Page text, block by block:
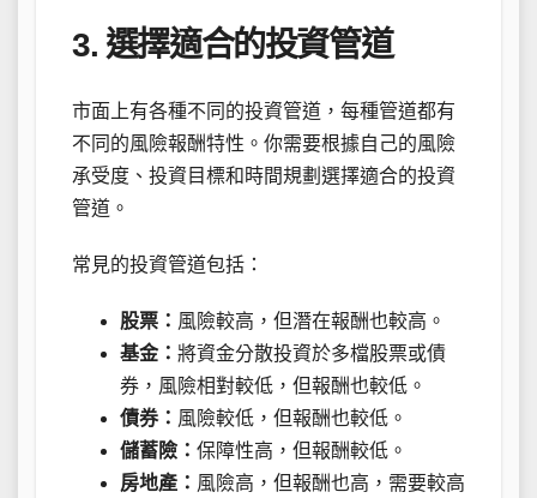
3. 選擇適合的投資管道
市面上有各種不同的投資管道，每種管道都有
不同的風險報酬特性。你需要根據自己的風險
承受度、投資目標和時間規劃選擇適合的投資
管道。
常見的投資管道包括：
股票： 風險較高，但潛在報酬也較高。
基金： 將資金分散投資於多檔股票或債
券，風險相對較低，但報酬也較低。
債券： 風險較低，但報酬也較低。
儲蓄險： 保障性高，但報酬較低。
房地產： 風險高，但報酬也高，需要較高